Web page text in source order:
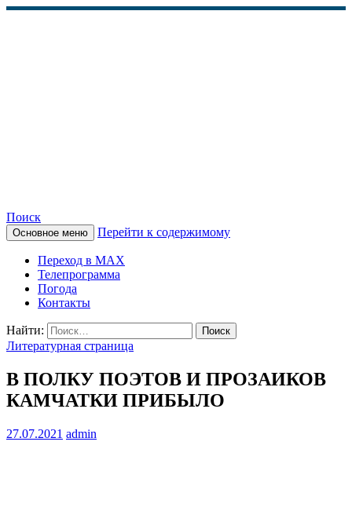
КАМЧАТСКОЕ
ИНФОРМАЦИОННОЕ
АГЕНТСТВО (КИА
«ВЕСТИ»)
Поиск
Основное меню Перейти к содержимому
Переход в MAX
Телепрограмма
Погода
Контакты
Найти:
Литературная страница
В ПОЛКУ ПОЭТОВ И ПРОЗАИКОВ
КАМЧАТКИ ПРИБЫЛО
27.07.2021 admin